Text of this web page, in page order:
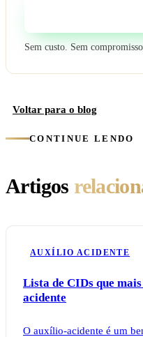
Sem custo. Sem compromisso.
Voltar para o blog
CONTINUE LENDO
Artigos
AUXÍLIO ACIDENTE
Lista de CIDs que
acidente
O auxílio-acidente é um